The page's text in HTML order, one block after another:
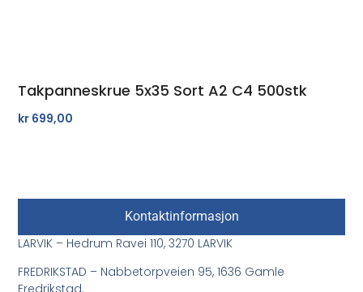
Takpanneskrue 5x35 Sort A2 C4 500stk
kr 699,00
Kontaktinformasjon
LARVIK – Hedrum Ravei 110, 3270 LARVIK
FREDRIKSTAD – Nabbetorpveien 95, 1636 Gamle